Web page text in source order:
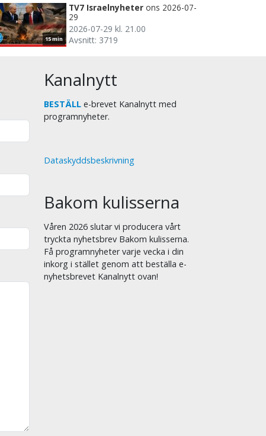
15 min
TV7 Israelnyheter ons 2026-07-
29
2026-07-29 kl. 21.00
Avsnitt: 3719
Kanalnytt
BESTÄLL e-brevet Kanalnytt med
programnyheter.
Dataskyddsbeskrivning
Bakom kulisserna
Våren 2026 slutar vi producera vårt
tryckta nyhetsbrev Bakom kulisserna.
Få programnyheter varje vecka i din
inkorg i stället genom att beställa e-
nyhetsbrevet Kanalnytt ovan!